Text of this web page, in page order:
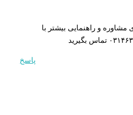
مشاوره و راهنمایی بیشتر با
پاسخ